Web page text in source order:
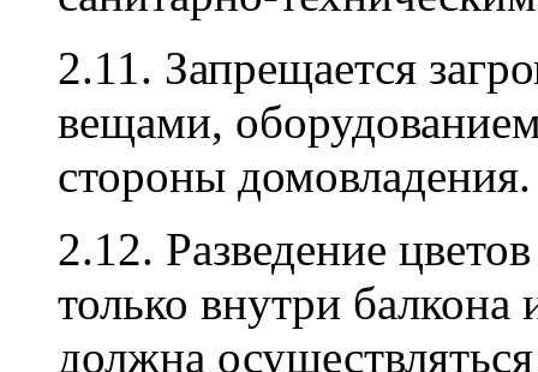
2.11. Запрещается
вещами,
стороны домовладения.
2.12. Разведение
только внутри
должна